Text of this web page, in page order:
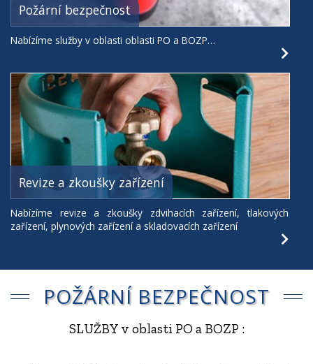
Požární bezpečnost
Nabízíme služby v oblasti oblasti PO a BOZP…
Revize a zkoušky zařízení
Nabízíme revize a zkoušky zdvihacích zařízení, tlakových
zařízení, plynových zařízení a skladovacích zařízení
POŽÁRNÍ BEZPEČNOST
SLUŽBY v oblasti PO a BOZP :